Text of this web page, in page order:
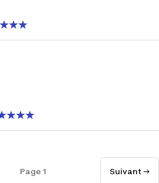
Page 1 Suivant →